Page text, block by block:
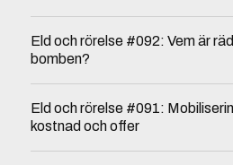
Eld och rörelse #092: Vem är
bomben?
Eld och rörelse #091:
kostnad och offer